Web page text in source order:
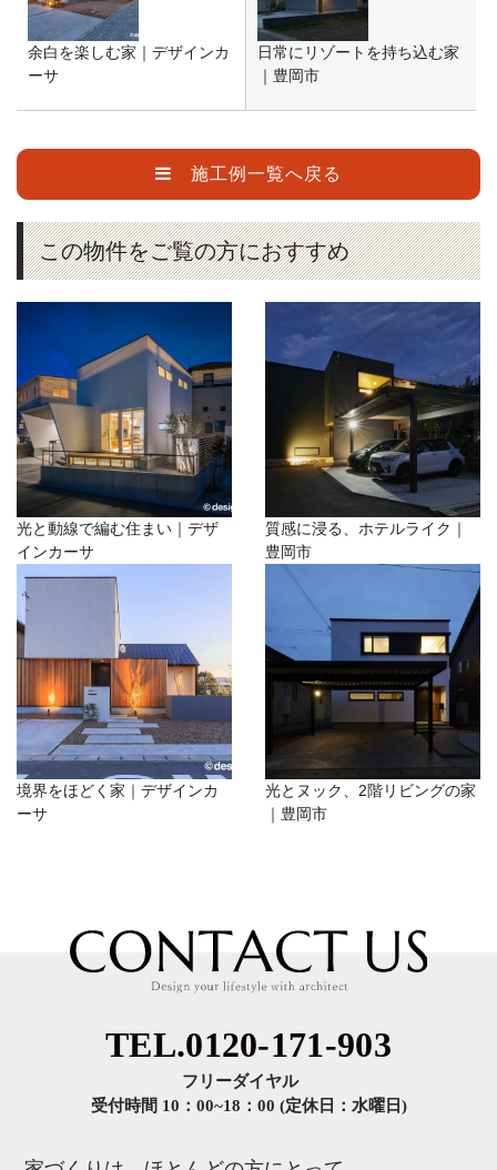
余白を楽しむ家｜デザインカ
ーサ
日常にリゾートを持ち込む家
｜豊岡市
施工例一覧へ戻る
この物件をご覧の方におすすめ
光と動線で編む住まい｜デザ
インカーサ
質感に浸る、ホテルライク｜
豊岡市
境界をほどく家｜デザインカ
ーサ
光とヌック、2階リビングの家
｜豊岡市
TEL.0120-171-903
フリーダイヤル
受付時間 10：00~18：00 (定休日：水曜日)